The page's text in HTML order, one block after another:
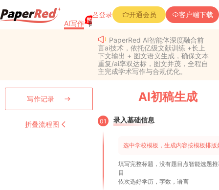
AI写作 降重复率 降Aigc率 免费查重 PPT创作
登录 开通会员 客户端下载
PaperRed AI智能体深度融合前
言ai技术，依托亿级文献训练 +长上
下文输出 + 图文语义生成，确保文本
重复/ai率双达标，图文并茂，全程自
主完成学术写作与合规优化。
写作记录
折叠流程图
AI初稿生成
01 录入基础信息
选中学校模板，生成内容按模板排版
填写完整标题，没有题目点智能选题
目
依次选好学历，字数，语言